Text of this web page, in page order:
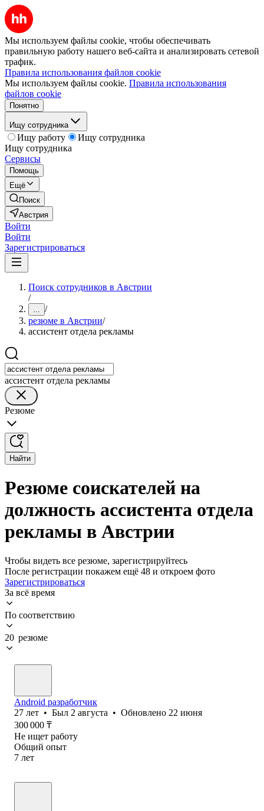
Мы используем файлы cookie, чтобы обеспечивать
правильную работу нашего веб-сайта и анализировать сетевой
трафик.
Правила использования файлов cookie
Мы используем файлы cookie. Правила использования
файлов cookie
Понятно
Ищу сотрудника
Ищу работу
Ищу сотрудника
Ищу сотрудника
Сервисы
Помощь
Ещё
Поиск
Австрия
Войти
Войти
Зарегистрироваться
Поиск сотрудников в Австрии
/
... /
резюме в Австрии/
ассистент отдела рекламы
ассистент отдела рекламы
Резюме
Найти
Резюме соискателей на
должность ассистента отдела
рекламы в Австрии
Чтобы видеть все резюме, зарегистрируйтесь
После регистрации покажем ещё 48 и откроем фото
Зарегистрироваться
За всё время
По соответствию
20 резюме
Android разработчик
27 лет • Был 2 августа • Обновлено 22 июня
300 000 ₸
Не ищет работу
Общий опыт
7 лет